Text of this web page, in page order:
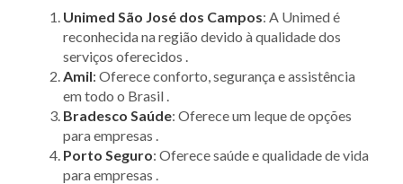
Unimed São José dos Campos: A Unimed é
reconhecida na região devido à qualidade dos
serviços oferecidos .
Amil: Oferece conforto, segurança e assistência
em todo o Brasil .
Bradesco Saúde: Oferece um leque de opções
para empresas .
Porto Seguro: Oferece saúde e qualidade de vida
para empresas .